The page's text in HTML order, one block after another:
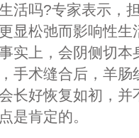
吗?专家表示，
显松弛而影响性生
实上，会阴侧切
手术缝合后，羊肠
长好恢复如初，并
是肯定的。